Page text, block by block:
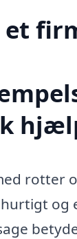
et
rotter
og